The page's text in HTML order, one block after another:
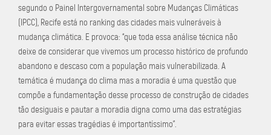
segundo o Painel Intergovernamental sobre Mudanças Climáticas
(IPCC), Recife está no ranking das cidades mais vulneráveis à
mudança climática. E provoca: “que toda essa análise técnica não
deixe de considerar que vivemos um processo histórico de profundo
abandono e descaso com a população mais vulnerabilizada. A
temática é mudança do clima mas a moradia é uma questão que
compõe a fundamentação desse processo de construção de cidades
tão desiguais e pautar a moradia digna como uma das estratégias
para evitar essas tragédias é importantíssimo”.